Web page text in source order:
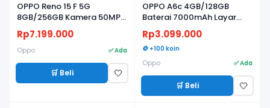
OPPO Reno 15 F 5G
8GB/256GB Kamera 50MP,
Baterai 7000mAh, Layar
AMOLED 120Hz
Rp7.199.000
Oppo ✅ Ada
🛒 Beli 🤍
OPPO A6c 4GB/128GB
Baterai 7000mAh Layar
120Hz
Rp3.099.000
🪙 +100 koin
Oppo ✅ Ada
🛒 Beli 🤍